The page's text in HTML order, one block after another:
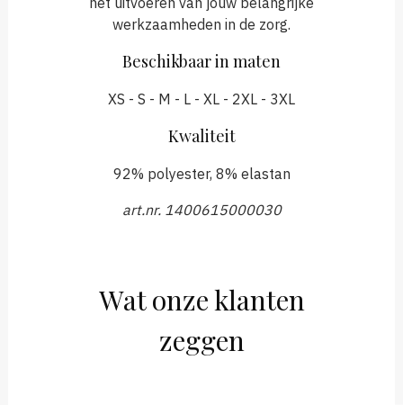
werkzaamheden in de zorg.
Beschikbaar in maten
XS - S - M - L - XL - 2XL - 3XL
Kwaliteit
92% polyester, 8% elastan
art.nr. 1400615000030
Wat onze klanten
zeggen